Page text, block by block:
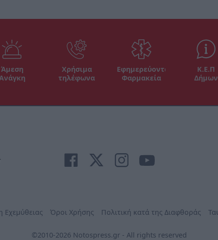
Άμεση
Χρήσιμα
τηλέφωνα
Εφημερεύοντα
Φαρμακεία
Κ.Ε.Π
Δήμων
Εχεμύθειας Όροι Χρήσης Πολιτική κατά της Διαφθοράς
©2010-2026 Notospress.gr - All rights reserved